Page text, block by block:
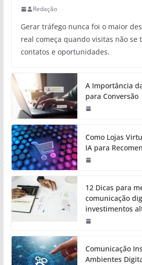
Redação
Gerar tráfego nunca foi o maior
real começa quando visitas não se
contatos e oportunidades.
A Importância
para Conversão
Como Lojas
IA para
12 Dicas para
comunicação
investimentos
Comunicação
Ambientes